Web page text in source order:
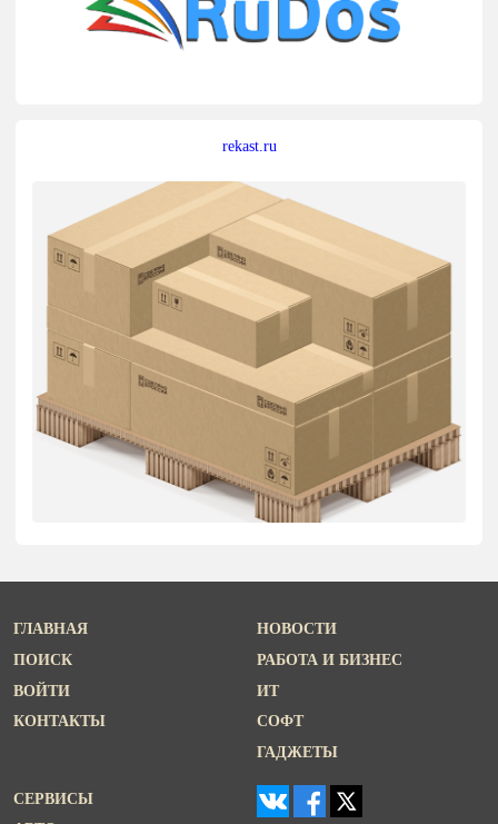
rekast.ru
ГЛАВНАЯ
ПОИСК
ВОЙТИ
КОНТАКТЫ
НОВОСТИ
РАБОТА И БИЗНЕС
ИТ
СОФТ
ГАДЖЕТЫ
СЕРВИСЫ